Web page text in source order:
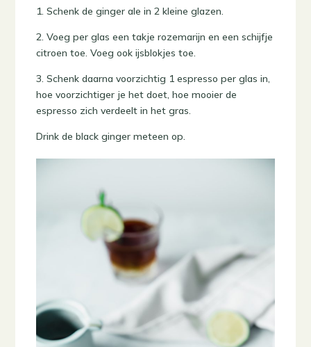
1. Schenk de ginger ale in 2 kleine glazen.
2. Voeg per glas een takje rozemarijn en een schijfje
citroen toe. Voeg ook ijsblokjes toe.
3. Schenk daarna voorzichtig 1 espresso per glas in,
hoe voorzichtiger je het doet, hoe mooier de
espresso zich verdeelt in het gras.
Drink de black ginger meteen op.